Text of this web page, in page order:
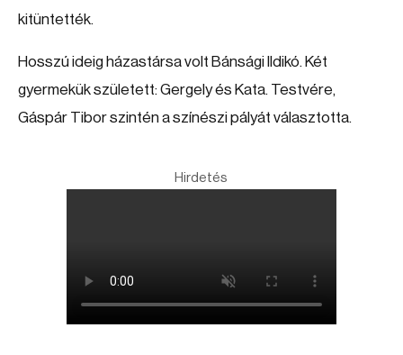
kitüntették.
Hosszú ideig házastársa volt Bánsági Ildikó. Két
gyermekük született: Gergely és Kata. Testvére,
Gáspár Tibor szintén a színészi pályát választotta.
Hirdetés